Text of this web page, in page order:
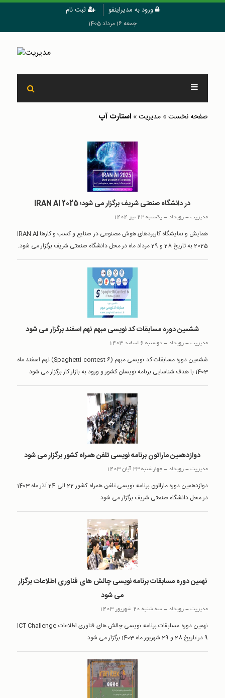
ورود به مدیراینفو ثبت نام
جمعه 16 مرداد 1405
صفحه نخست» مدیریت» استارت آپ
در دانشگاه صنعتی شریف برگزار می شود؛ IRAN AI 2025
مدیریت-رويداد-یکشنبه 22 تیر 1404
همایش و نمایشگاه کاربردهای هوش مصنوعی در صنایع و کسب و کارها IRAN AI
2025 به تاریخ 28 و 29 مرداد ماه در محل دانشگاه صنعتی شریف برگزار می شود.
ششمین دوره مسابقات کد نویسی مبهم نهم اسفند برگزار می شود
مدیریت-رويداد-دوشنبه 6 اسفند 1403
ششمین دوره مسابقات کد نویسی مبهم (Spaghetti contest 6) نهم اسفند ماه
1403 با هدف شناسایی برنامه نویسان کشور و ورود به بازار کار برگزار می شود
دوازدهمین ماراتون برنامه نویسی تلفن همراه کشور برگزار می شود
مدیریت-رويداد-چهارشنبه 23 آبان 1403
دوازدهمین دوره ماراتون برنامه نویسی تلفن همراه کشور 22 الی 24 آذر ماه 1403
در محل دانشگاه صنعتی شریف برگزار می شود
نهمین دوره مسابقات برنامه نویسی چالش های فناوری اطلاعات برگزار
می شود
مدیریت-رويداد- سه شنبه 20 شهریور 1403
نهمین دوره مسابقات برنامه نویسی چالش های فناوری اطلاعات ICT Challenge
9 در تاریخ 28 و 29 شهریور ماه 1403 برگزار می شود